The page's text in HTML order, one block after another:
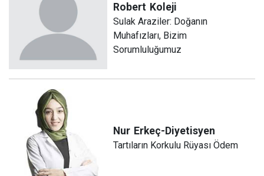
Robert Koleji
Sulak Araziler: Doğanın
Muhafızları, Bizim
Sorumluluğumuz
Nur Erkeç-Diyetisyen
Tartıların Korkulu Rüyası Ödem